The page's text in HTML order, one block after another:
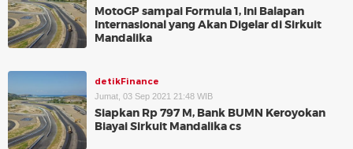
MotoGP sampai Formula 1, Ini Balapan
Internasional yang Akan Digelar di Sirkuit
Mandalika
detikFinance
Jumat, 03 Sep 2021 21:48 WIB
Siapkan Rp 797 M, Bank BUMN Keroyokan
Biayai Sirkuit Mandalika cs